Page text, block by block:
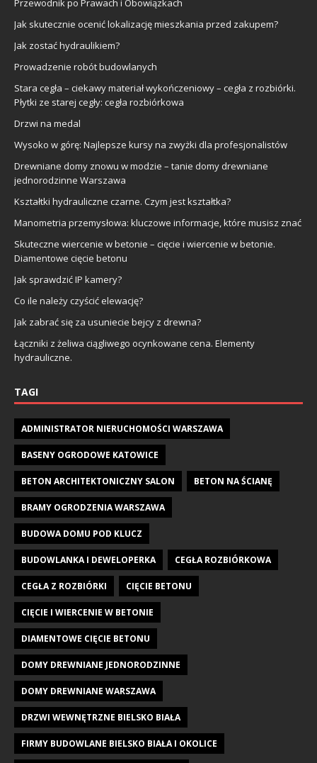
Przewodnik po Prawach i Obowiązkach
Jak skutecznie ocenić lokalizację mieszkania przed zakupem?
Jak zostać hydraulikiem?
Prowadzenie robót budowlanych
Stara cegła – ciekawy materiał wykończeniowy – cegła z rozbiórki.
Płytki ze starej cegły: cegła rozbiórkowa
Drzwi na medal
Wysoko w górę: Najlepsze kursy na zwyżki dla profesjonalistów
Drewniane domy znowu w modzie – tanie domy drewniane
jednorodzinne Warszawa
Kształtki hydrauliczne czarne. Czym jest kształtka?
Manometria przemysłowa: kluczowe informacje, które musisz znać
Skuteczne wiercenie w betonie – cięcie i wiercenie w betonie.
Diamentowe cięcie betonu
Jak sprawdzić IP kamery?
Co ile należy czyścić elewację?
Jak zabrać się za usuniecie bejcy z drewna?
Łączniki z żeliwa ciągliwego ocynkowane cena. Elementy
hydrauliczne.
TAGI
ADMINISTRATOR NIERUCHOMOŚCI WARSZAWA
BASENY OGRODOWE KATOWICE
BETON ARCHITEKTONICZNY SALON BETON NA ŚCIANĘ
BRAMY OGRODZENIA WARSZAWA
BUDOWA DOMU POD KLUCZ
BUDOWLANKA I DEWELOPERKA CEGŁA ROZBIÓRKOWA
CEGŁA Z ROZBIÓRKI CIĘCIE BETONU
CIĘCIE I WIERCENIE W BETONIE
DIAMENTOWE CIĘCIE BETONU
DOMY DREWNIANE JEDNORODZINNE
DOMY DREWNIANE WARSZAWA
DRZWI WEWNĘTRZNE BIELSKO BIAŁA
FIRMY BUDOWLANE BIELSKO BIAŁA I OKOLICE